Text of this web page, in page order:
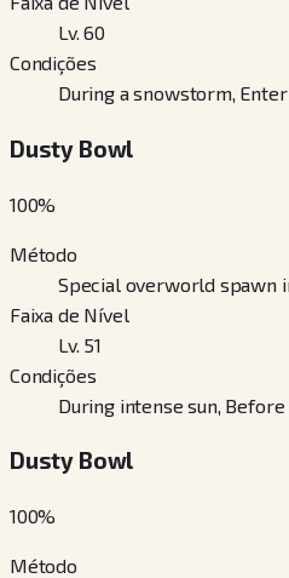
Lv. 60
Condições
During a snowstorm,
Dusty Bowl
100%
Método
Special overworld spawn
Faixa de Nível
Lv. 51
Condições
During intense sun,
Dusty Bowl
100%
Método